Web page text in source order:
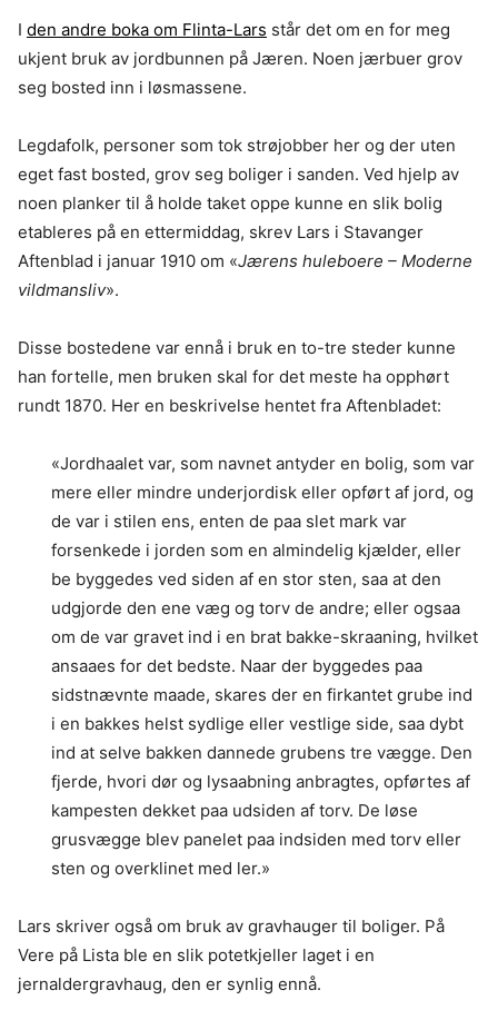
I den andre boka om Flinta-Lars står det om en for meg
ukjent bruk av jordbunnen på Jæren. Noen jærbuer grov
seg bosted inn i løsmassene.
Legdafolk, personer som tok strøjobber her og der uten
eget fast bosted, grov seg boliger i sanden. Ved hjelp av
noen planker til å holde taket oppe kunne en slik bolig
etableres på en ettermiddag, skrev Lars i Stavanger
Aftenblad i januar 1910 om «Jærens huleboere – Moderne
vildmansliv».
Disse bostedene var ennå i bruk en to-tre steder kunne
han fortelle, men bruken skal for det meste ha opphørt
rundt 1870. Her en beskrivelse hentet fra Aftenbladet:
«Jordhaalet var, som navnet antyder en bolig, som var
mere eller mindre underjordisk eller opført af jord, og
de var i stilen ens, enten de paa slet mark var
forsenkede i jorden som en almindelig kjælder, eller
be byggedes ved siden af en stor sten, saa at den
udgjorde den ene væg og torv de andre; eller ogsaa
om de var gravet ind i en brat bakke-skraaning, hvilket
ansaaes for det bedste. Naar der byggedes paa
sidstnævnte maade, skares der en firkantet grube ind
i en bakkes helst sydlige eller vestlige side, saa dybt
ind at selve bakken dannede grubens tre vægge. Den
fjerde, hvori dør og lysaabning anbragtes, opførtes af
kampesten dekket paa udsiden af torv. De løse
grusvægge blev panelet paa indsiden med torv eller
sten og overklinet med ler.»
Lars skriver også om bruk av gravhauger til boliger. På
Vere på Lista ble en slik potetkjeller laget i en
jernaldergravhaug, den er synlig ennå.